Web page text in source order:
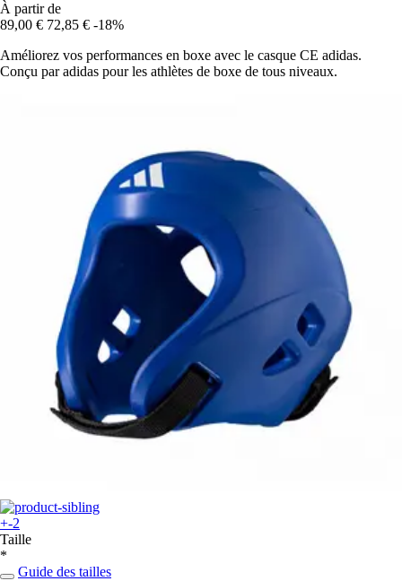
À partir de
89,00 € 72,85 € -18%
Améliorez vos performances en boxe avec le casque CE adidas.
Conçu par adidas pour les athlètes de boxe de tous niveaux.
+-2
Taille
*
Guide des tailles